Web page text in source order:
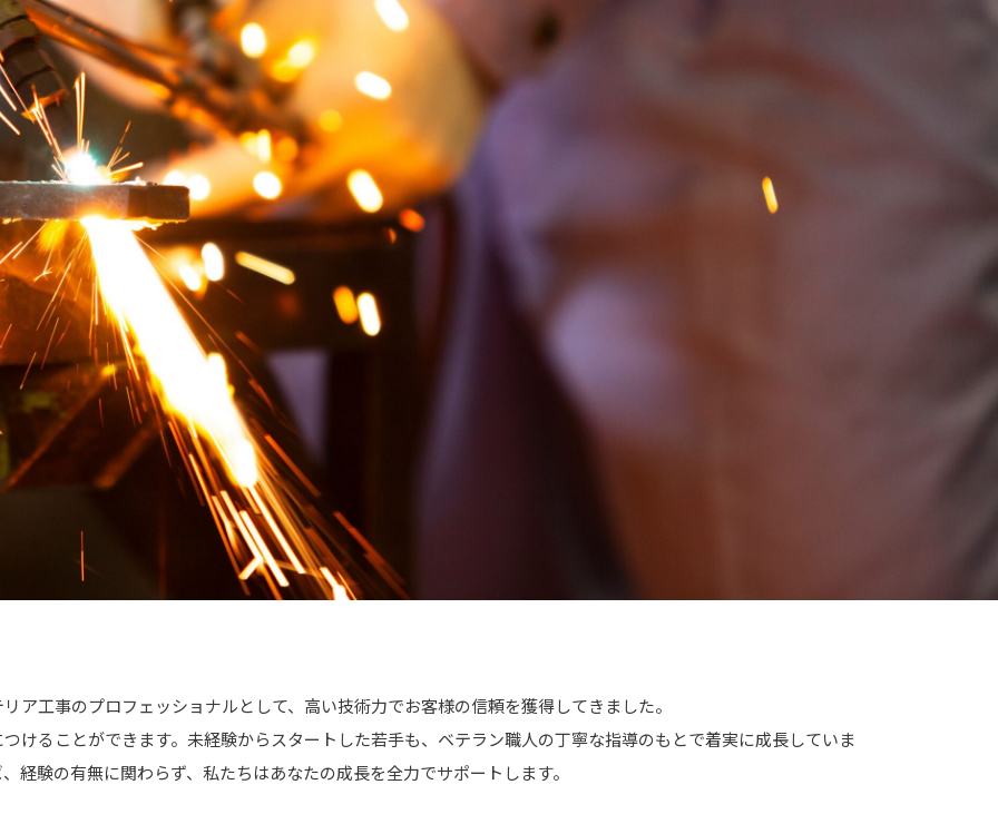
ア工事のプロフェッショナルとして、高い技術力でお客様の信頼を獲得してきました。
けることができます。未経験からスタートした若手も、ベテラン職人の丁寧な指導のもとで着実に成長していま
経験の有無に関わらず、私たちはあなたの成長を全力でサポートします。